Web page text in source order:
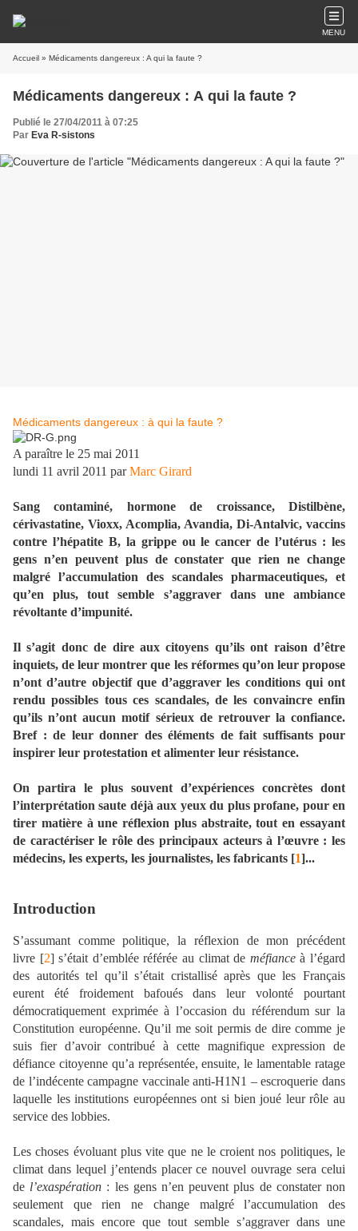
MENU
Accueil » Médicaments dangereux : A qui la faute ?
Médicaments dangereux : A qui la faute ?
Publié le 27/04/2011 à 07:25
Par Eva R-sistons
Médicaments dangereux : à qui la faute ?
A paraître le 25 mai 2011
lundi 11 avril 2011 parMarc Girard
Sang contaminé, hormone de croissance, Distilbène,
cérivastatine, Vioxx, Acomplia, Avandia, Di-Antalvic, vaccins
contre l’hépatite B, la grippe ou le cancer de l’utérus : les
gens n’en peuvent plus de constater que rien ne change
malgré l’accumulation des scandales pharmaceutiques, et
qu’en plus, tout semble s’aggraver dans une ambiance
révoltante d’impunité.
Il s’agit donc de dire aux citoyens qu’ils ont raison d’être
inquiets, de leur montrer que les réformes qu’on leur propose
n’ont d’autre objectif que d’aggraver les conditions qui ont
rendu possibles tous ces scandales, de les convaincre enfin
qu’ils n’ont aucun motif sérieux de retrouver la confiance.
Bref : de leur donner des éléments de fait suffisants pour
inspirer leur protestation et alimenter leur résistance.
On partira le plus souvent d’expériences concrètes dont
l’interprétation saute déjà aux yeux du plus profane, pour en
tirer matière à une réflexion plus abstraite, tout en essayant
de caractériser le rôle des principaux acteurs à l’œuvre : les
médecins, les experts, les journalistes, les fabricants [1]...
Introduction
S’assumant comme politique, la réflexion de mon précédent
livre [2] s’était d’emblée référée au climat de méfianceà l’égard
des autorités tel qu’il s’était cristallisé après que les Français
eurent été froidement bafoués dans leur volonté pourtant
démocratiquement exprimée à l’occasion du référendum sur la
Constitution européenne. Qu’il me soit permis de dire comme je
suis fier d’avoir contribué à cette magnifique expression de
défiance citoyenne qu’a représentée, ensuite, le lamentable ratage
de l’indécente campagne vaccinale anti-H1N1 – escroquerie dans
laquelle les institutions européennes ont si bien joué leur rôle au
service des lobbies.
Les choses évoluant plus vite que ne le croient nos politiques, le
climat dans lequel j’entends placer ce nouvel ouvrage sera celui
de l’exaspération : les gens n’en peuvent plus de constater non
seulement que rien ne change malgré l’accumulation des
scandales, mais encore que tout semble s’aggraver dans une